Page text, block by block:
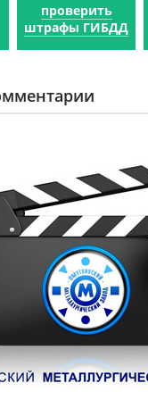
проверить
штрафы ГИБДД